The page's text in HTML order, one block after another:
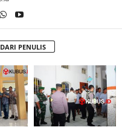
DARI PENULIS